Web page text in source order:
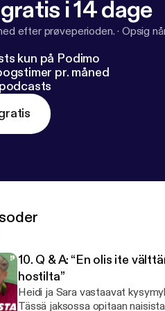
i 14 dage
efter prøveperioden.· Opsig
kun på Podimo
pr. måned
10. Q & A: “En olis ite
hostilta”
Heidi ja Sara vastaavat
Tässä jaksossa opitaan